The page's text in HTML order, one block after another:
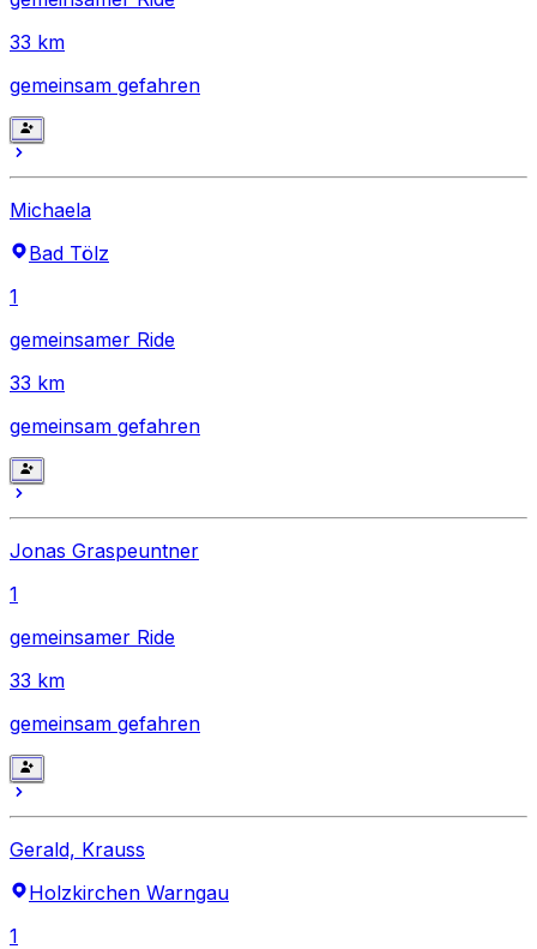
33 km
gemeinsam gefahren
Michaela
Bad Tölz
1
gemeinsamer Ride
33 km
gemeinsam gefahren
Jonas Graspeuntner
1
gemeinsamer Ride
33 km
gemeinsam gefahren
Gerald, Krauss
Holzkirchen Warngau
1